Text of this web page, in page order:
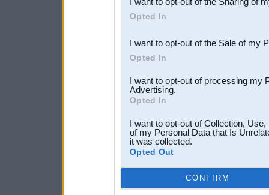
Downstream Participants
third parties.
Opted In
I want to opt-out of the Sale of my
Opted In
I want to opt-out of processing my
Advertising.
Opted In
I want to opt-out of Collection,
of my Personal Data that Is
it was collected.
Opted Out
CONFIRM